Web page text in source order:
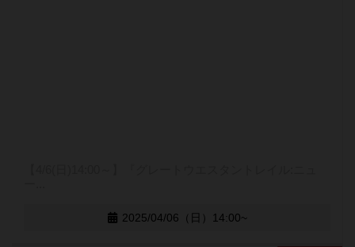
2025/04/06（日）14:00~